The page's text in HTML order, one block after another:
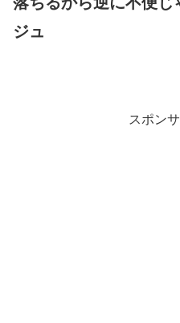
ジュ
スポン